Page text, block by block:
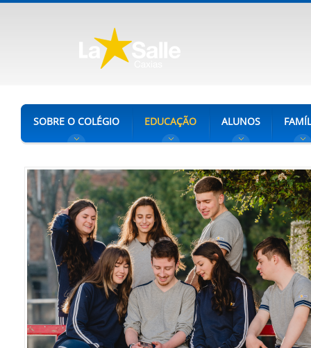
SOBRE O COLÉGIO EDUCAÇÃO ALUNOS